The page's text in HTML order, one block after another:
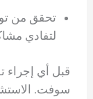
تحقق من
لتفادي
قبل أي إجراء
سوفت.